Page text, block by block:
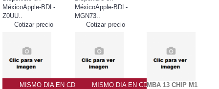
MéxicoApple-BDL-
Z0UU..
Cotizar precio
MéxicoApple-BDL-
MGN73..
Cotizar precio
MISMO DIA EN CDMX
MISMO DIA EN CDMXMBA 13 CHIP M1